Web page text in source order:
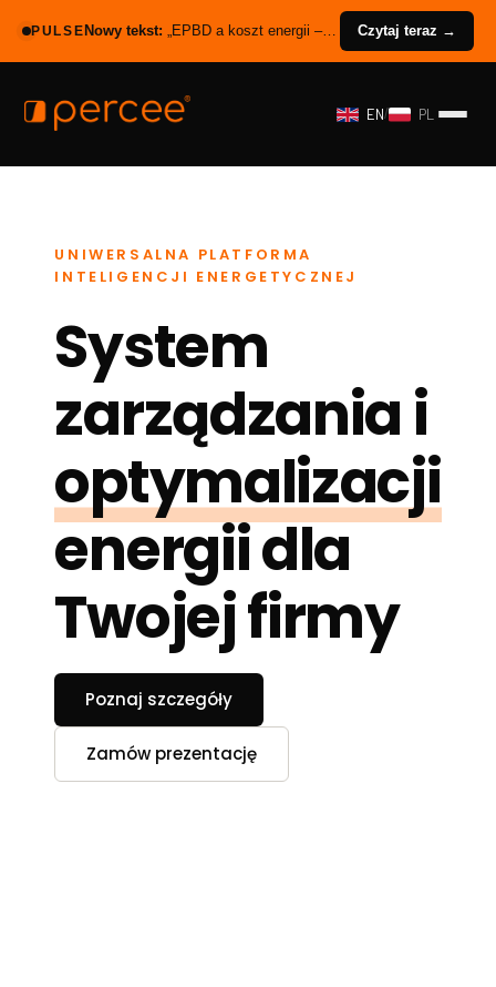
PULSE Nowy tekst: „EPBD a koszt energii – mniej kWh to nie zawsze mniej złotych Czytaj teraz →
EN/ PL
UNIWERSALNA PLATFORMA
INTELIGENCJI ENERGETYCZNEJ
System
zarządzania i
optymalizacji
energii dla
Twojej firmy
Poznaj szczegóły
Zamów prezentację